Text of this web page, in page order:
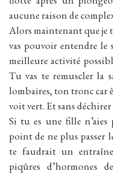
aucune raison de
Alors maintenant que je
vas pouvoir entendre le
meilleure activité
Tu vas te remuscler la
lombaires, ton tronc car
voit vert. Et sans déchirer
Si tu es une fille n’aies
point de ne plus passer
te faudrait un
piqûres d’hormones